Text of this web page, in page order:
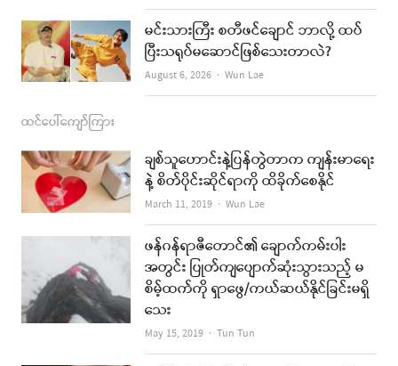
မင်းသားကြီး စတီဖင်ချောင် ဘာလို့ ထပ်
ပြီးသရုပ်မဆောင်ဖြစ်သေးတာလဲ?
August 6, 2026 Author
Wun Lae
ထင်ပေါ်ကျော်ကြား
ချစ်သူဟောင်းနဲ့ပြန်တွဲတာက ကျန်းမာရေး
နဲ့ စိတ်ပိုင်းဆိုင်ရာကို ထိခိုက်စေနိုင်
March 11, 2019 Author
Wun Lae
ဖန်ဂန်ရာဇီတောင်၏ ချောက်ကမ်းပါး
အတွင်း ပြုတ်ကျပျောက်ဆုံးသွားသည့် မ
စိမ့်ထက်ကို ရှာဖွေ/ကယ်ဆယ်နိုင်ခြင်းမရှိ
သေး
May 15, 2019 Author
Tun Tun